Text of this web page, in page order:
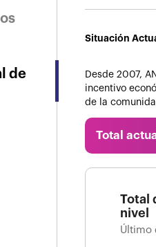
de
Situación
Desde 2007,
incentivo
de la
Total
Total
nivel
Último